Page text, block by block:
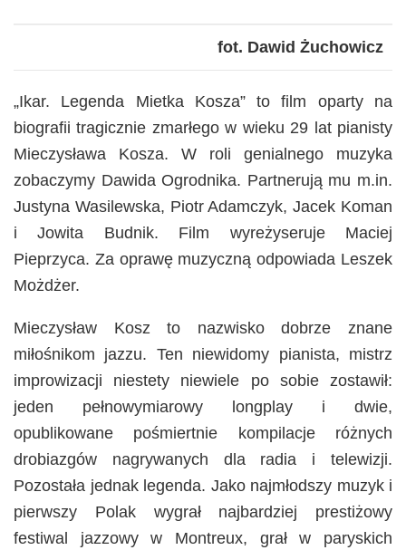
fot. Dawid Żuchowicz
„Ikar. Legenda Mietka Kosza” to film oparty na
biografii tragicznie zmarłego w wieku 29 lat pianisty
Mieczysława Kosza. W roli genialnego muzyka
zobaczymy Dawida Ogrodnika. Partnerują mu m.in.
Justyna Wasilewska, Piotr Adamczyk, Jacek Koman
i Jowita Budnik. Film wyreżyseruje Maciej
Pieprzyca. Za oprawę muzyczną odpowiada Leszek
Możdżer.
Mieczysław Kosz to nazwisko dobrze znane
miłośnikom jazzu. Ten niewidomy pianista, mistrz
improwizacji niestety niewiele po sobie zostawił:
jeden pełnowymiarowy longplay i dwie,
opublikowane pośmiertnie kompilacje różnych
drobiazgów nagrywanych dla radia i telewizji.
Pozostała jednak legenda. Jako najmłodszy muzyk i
pierwszy Polak wygrał najbardziej prestiżowy
festiwal jazzowy w Montreux, grał w paryskich